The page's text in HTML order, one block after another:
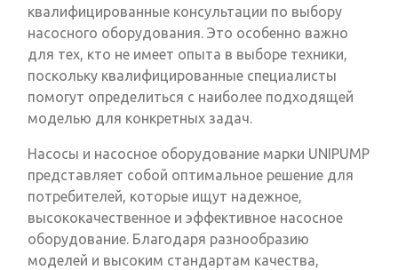
квалифицированные консультации по выбору
насосного оборудования. Это особенно важно
для тех, кто не имеет опыта в выборе техники,
поскольку квалифицированные специалисты
помогут определиться с наиболее подходящей
моделью для конкретных задач.
Насосы и насосное оборудование марки UNIPUMP
представляет собой оптимальное решение для
потребителей, которые ищут надежное,
высококачественное и эффективное насосное
оборудование. Благодаря разнообразию
моделей и высоким стандартам качества,